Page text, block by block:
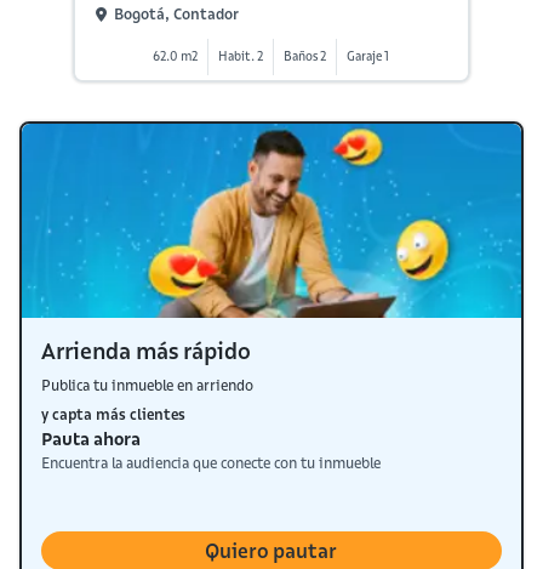
Bogotá, Contador
62.0 m2 Habit. 2 Baños 2 Garaje 1
Arrienda más rápido
Publica tu inmueble en arriendo
y capta más clientes
Pauta ahora
Encuentra la audiencia que conecte con tu inmueble
Quiero pautar